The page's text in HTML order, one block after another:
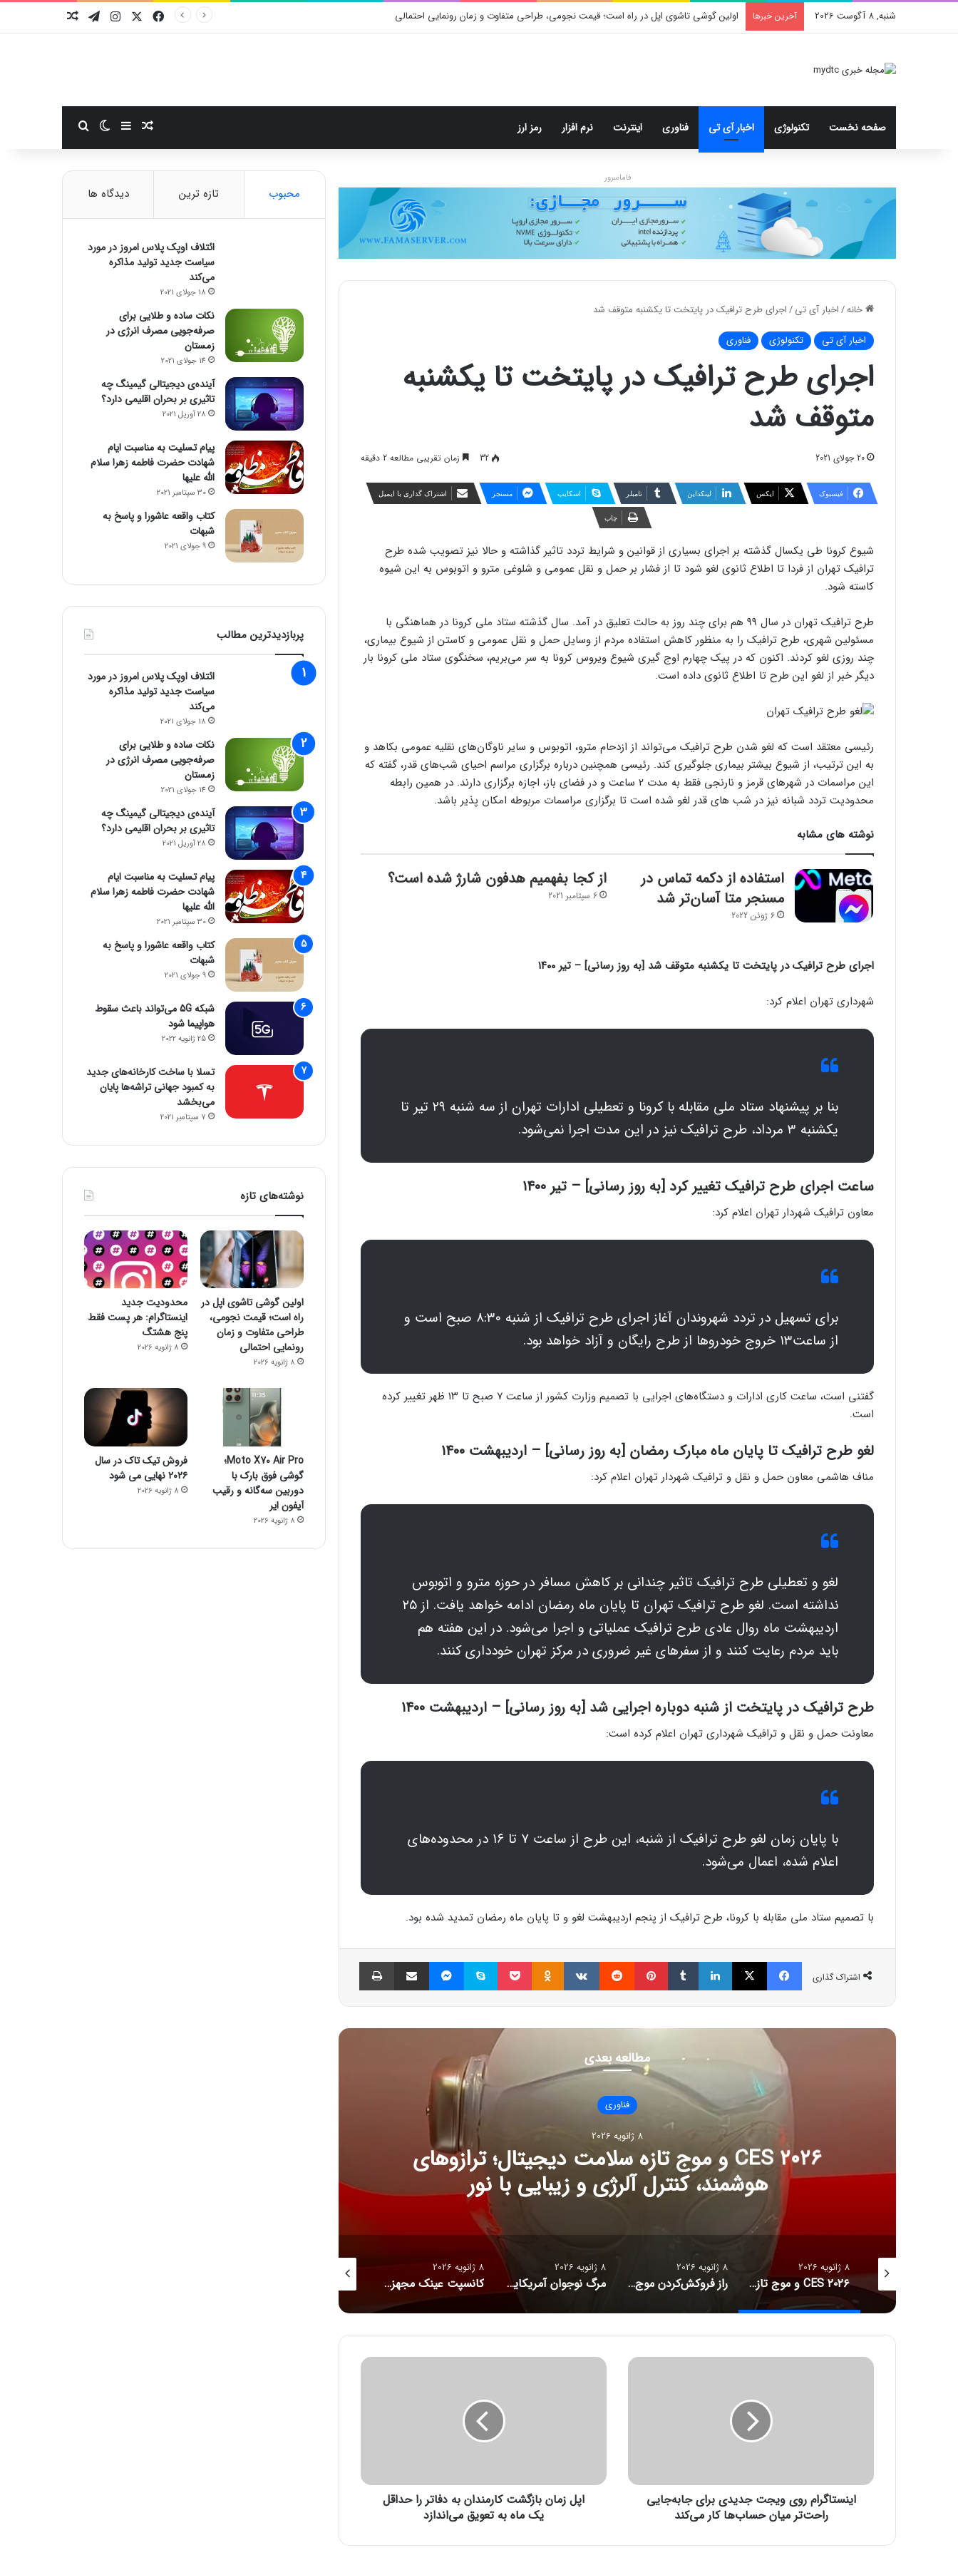
شنبه, 8 آگوست 2026 آخرین خبرها محدودیت جدید اینستاگرام: هر پست فقط پنج هشتگ فیسبوکایکس اینستاگرام
تلگرام
صفحه نخست تکنولوژی اخبار آی تی فناوری اینترنت نرم افزار رمز ارز نوشته تصادفی
سایدبارتغییر پوسته
فاماسرور
خانه/اخبار آی تی/اجرای طرح ترافیک در پایتخت تا یکشنبه متوقف شد
اخبار آی تی تکنولوژی فناوری
اجرای طرح ترافیک در پایتخت تا یکشنبه
متوقف شد
20 جولای 2021 32 زمان تقریبی مطالعه 2 دقیقه
فیسبوک ایکس لینکداین تامبلر اسکایپ مسنجر اشتراک گذاری با ایمیل
چاپ
شیوع کرونا طی یکسال گذشته بر اجرای بسیاری از قوانین و شرایط تردد تاثیر گذاشته و حالا نیز تصویب شده طرح
ترافیک تهران از فردا تا اطلاع ثانوی لغو شود تا از فشار بر حمل و نقل عمومی و شلوغی مترو و اتوبوس به این شیوه
کاسته شود.
طرح ترافیک تهران در سال ۹۹ هم برای چند روز به حالت تعلیق در آمد. سال گذشته ستاد ملی کرونا در هماهنگی با
مسئولین شهری، طرح ترافیک را به منظور کاهش استفاده مردم از وسایل حمل و نقل عمومی و کاستن از شیوع بیماری،
چند روزی لغو کردند. اکنون که در پیک چهارم اوج گیری شیوع ویروس کرونا به سر می‌بریم، سخنگوی ستاد ملی کرونا بار
دیگر خبر از لغو این طرح تا اطلاع ثانوی داده است.
رئیسی معتقد است که لغو شدن طرح ترافیک می‌تواند از ازدحام مترو، اتوبوس و سایر ناوگان‌های نقلیه عمومی بکاهد و
به این ترتیب، از شیوع بیشتر بیماری جلوگیری کند. رئیسی همچنین درباره برگزاری مراسم احیای شب‌های قدر، گفته که
این مراسمات در شهرهای قرمز و نارنجی فقط به مدت ۲ ساعت و در فضای باز، اجازه برگزاری دارند. در همین رابطه
محدودیت تردد شبانه نیز در شب های قدر لغو شده است تا برگزاری مراسمات مربوطه امکان پذیر باشد.
نوشته های مشابه
استفاده از دکمه تماس در
مسنجر متا آسان‌تر شد
6 ژوئن 2022
از کجا بفهمیم هدفون شارژ شده است؟
6 سپتامبر 2021
اجرای طرح ترافیک در پایتخت تا یکشنبه متوقف شد [به روز رسانی] – تیر ۱۴۰۰
شهرداری تهران اعلام کرد:
بنا بر پیشنهاد ستاد ملی مقابله با کرونا و تعطیلی ادارات تهران از سه شنبه ۲۹ تیر تا
یکشنبه ۳ مرداد، طرح ترافیک نیز در این مدت اجرا نمی‌شود.
ساعت اجرای طرح ترافیک تغییر کرد [به روز رسانی] – تیر ۱۴۰۰
معاون ترافیک شهردار تهران اعلام کرد:
برای تسهیل در تردد شهروندان آغاز اجرای طرح ترافیک از شنبه ۸:۳۰ صبح است و
از ساعت۱۳ خروج خودروها از طرح رایگان و آزاد خواهد بود.
گفتنی است، ساعت کاری ادارات و دستگاه‌های اجرایی با تصمیم وزارت کشور از ساعت ۷ صبح تا ۱۳ ظهر تغییر کرده
است.
لغو طرح ترافیک تا پایان ماه مبارک رمضان [به روز رسانی] – اردیبهشت ۱۴۰۰
مناف هاشمی معاون حمل‌ و نقل و ترافیک شهردار تهران اعلام کرد:
لغو و تعطیلی طرح ترافیک تاثیر چندانی بر کاهش مسافر در حوزه مترو و اتوبوس
نداشته است. لغو طرح ترافیک تهران تا پایان ماه رمضان ادامه خواهد یافت. از ۲۵
اردیبهشت ماه روال عادی طرح ترافیک عملیاتی و اجرا می‌شود. در این هفته هم
باید مردم رعایت کنند و از سفرهای غیر ضروری در مرکز تهران خودداری کنند.
طرح ترافیک در پایتخت از شنبه دوباره اجرایی شد [به روز رسانی] – اردیبهشت ۱۴۰۰
معاونت حمل و نقل و ترافیک شهرداری تهران اعلام کرده است:
با پایان زمان لغو طرح ترافیک از شنبه، این طرح از ساعت ٧ تا ١۶ در محدوده‌های
اعلام شده، اعمال می‌شود.
با تصمیم ستاد ملی مقابله با کرونا، طرح ترافیک از پنجم اردیبهشت لغو و تا پایان ماه رمضان تمدید شده بود.
اشتراک گذاری
فیسبوک ایکس لینکداین تامبلر پینتریست Reddit
VKontakte
Odnoklassniki پاکت اسکایپ مسنجر اشتراک گذاری با ایمیل
مطالعه بعدی
فناوری
8 ژانویه 2026
CES ۲۰۲۶ و موج تازه سلامت دیجیتال؛ ترازوهای
هوشمند، کنترل آلرژی و زیبایی با نور
8 ژانویه 2026
CES ۲۰۲۶ و موج تازه سلامت دیجیتال؛ ترازوهای هوشمند، کنترل آلرژی و زیبایی با نور
8 ژانویه 2026
راز فروکش‌کردن موج DeepSeek در بازار هوش مصنوعی
8 ژانویه 2026
مرگ نوجوان آمریکایی پس از دریافت توصیه‌های خطرناک از ChatGPT
8 ژانویه 2026
کانسپت عینک مجهز به هوش مصنوعی رونمایی شد
ا
ا
ی
اینستاگرام روی ویجت جدیدی برای جابه‌جایی
راحت‌تر میان حساب‌ها کار می‌کند
ا
ا
ت
اپل زمان بازگشت کارمندان به دفاتر را حداقل
یک ماه به تعویق می‌اندازد
محبوب تازه ترین دیدگاه ها
ائتلاف اوپک پلاس امروز در مورد
سیاست جدید تولید مذاکره
می‌کند
18 جولای 2021
نکات ساده و طلایی برای
صرفه‌جویی مصرف انرژی در
زمستان
14 جولای 2021
آینده‌ی دیجیتالی گیمینگ چه
تاثیری بر بحران اقلیمی دارد؟
28 آوریل 2021
پیام تسلیت به مناسبت ایام
شهادت حضرت فاطمه زهرا سلام
الله علیها
30 سپتامبر 2021
کتاب واقعه عاشورا و پاسخ به
شبهات
9 جولای 2021
پربازدیدترین مطالب
ائتلاف اوپک پلاس امروز در مورد
سیاست جدید تولید مذاکره
می‌کند
18 جولای 2021
نکات ساده و طلایی برای
صرفه‌جویی مصرف انرژی در
زمستان
14 جولای 2021
آینده‌ی دیجیتالی گیمینگ چه
تاثیری بر بحران اقلیمی دارد؟
28 آوریل 2021
پیام تسلیت به مناسبت ایام
شهادت حضرت فاطمه زهرا سلام
الله علیها
30 سپتامبر 2021
کتاب واقعه عاشورا و پاسخ به
شبهات
9 جولای 2021
شبکه 5G می‌تواند باعث سقوط
هواپیما شود
25 ژانویه 2022
تسلا با ساخت کارخانه‌های جدید
به کمبود جهانی تراشه‌ها پایان
می‌بخشد
7 سپتامبر 2021
نوشته‌های تازه
اولین گوشی تاشوی اپل در
راه است؛ قیمت نجومی،
طراحی متفاوت و زمان
رونمایی احتمالی
8 ژانویه 2026
محدودیت جدید
اینستاگرام: هر پست فقط
پنج هشتگ
8 ژانویه 2026
Moto X70 Air Pro؛
گوشی فوق بارک با
دوربین سه‌گانه و رقیب
آیفون ایر
8 ژانویه 2026
فروش تیک تاک در سال
۲۰۲۶ نهایی می شود
8 ژانویه 2026